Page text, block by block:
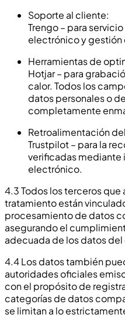
Soporte al cliente:
Trengo – para
electrónico y gestión
Herramientas de
Hotjar – para
calor. Todos los
datos personales o
completamente
Retroalimentación
Trustpilot – para la
verificadas mediante
electrónico.
4.3 Todos los terceros
tratamiento están
procesamiento de datos
asegurando el
adecuada de los datos
4.4 Los datos también
autoridades oficiales
con el propósito de
categorías de datos
se limitan a lo